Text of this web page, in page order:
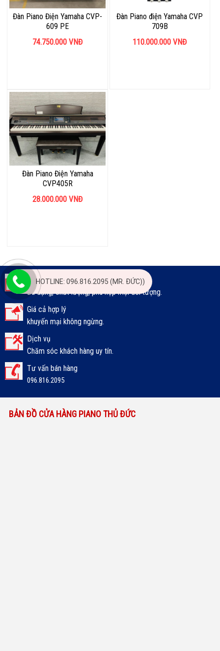
Đàn Piano Điện Yamaha CVP-
609 PE
74.750.000 VNĐ
Đàn Piano điện Yamaha CVP
709B
110.000.000 VNĐ
Đàn Piano Điện Yamaha
CVP405R
28.000.000 VNĐ
Sản phẩm
Đa dạng, chất lượng, phù hợp mọi đối tượng.
Giá cả hợp lý
khuyến mại không ngừng.
Dịch vụ
Chăm sóc khách hàng uy tín.
Tư vấn bán hàng
096.816.2095
BẢN ĐỒ CỬA HÀNG PIANO THỦ ĐỨC
HOTLINE: 096.816.2095 (MR. ĐỨC))